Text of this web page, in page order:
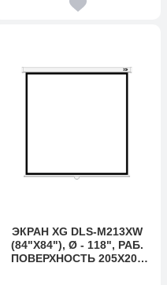
ЭКРАН XG DLS-M213XW
(84"Х84"), Ø - 118", РАБ.
ПОВЕРХНОСТЬ 205Х205